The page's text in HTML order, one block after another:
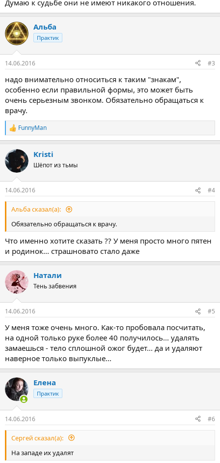
Думаю к судьбе они не имеют никакого отношения.
Альба
Практик
14.06.2016 #3
надо внимательно относиться к таким "знакам",
особенно если правильной формы, это может быть
очень серьезным звонком. Обязательно обращаться к
врачу.
Р
е
к
ц
и
FunnyMan
Kristi
Шёпот из тьмы
14.06.2016 #4
Альба сказал(а):
Обязательно обращаться к врачу.
Что именно хотите сказать ?? У меня просто много пятен
и родинок... страшновато стало даже
Натали
Тень забвения
14.06.2016 #5
У меня тоже очень много. Как-то пробовала посчитать,
на одной только руке более 40 получилось... удалять
замаешься - тело сплошной ожог будет... да и удаляют
наверное только выпуклые...
Елена
Практик
14.06.2016 #6
Сергей сказал(а):
На западе их удалят